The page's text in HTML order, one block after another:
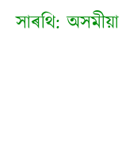
সাৰথি: